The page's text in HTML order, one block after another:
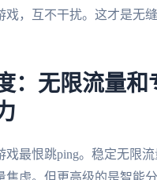
戏，互不干扰。这才是无
：无限流量和
戏最恨跳ping。稳定无限
虑。但更高级的是智能分